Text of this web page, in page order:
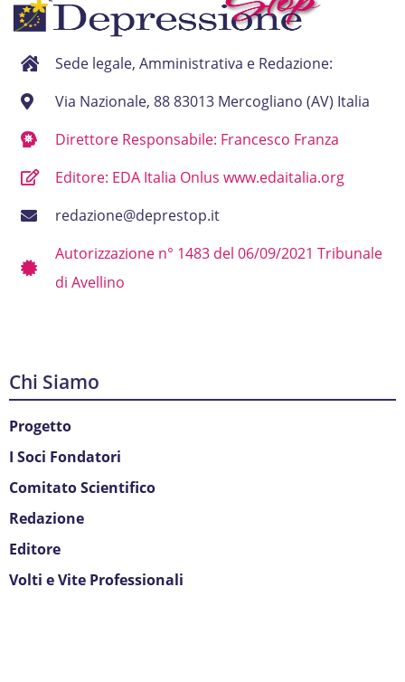
Sede legale, Amministrativa e Redazione:
Via Nazionale, 88 83013 Mercogliano (AV) Italia
Direttore Responsabile: Francesco Franza
Editore: EDA Italia Onlus www.edaitalia.org
redazione@deprestop.it
Autorizzazione n° 1483 del 06/09/2021 Tribunale
di Avellino
Chi Siamo
Progetto
I Soci Fondatori
Comitato Scientifico
Redazione
Editore
Volti e Vite Professionali